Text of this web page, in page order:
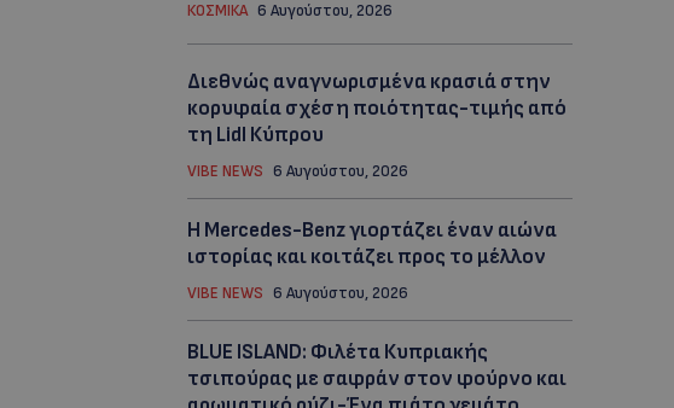
ΚΟΣΜΙΚΑ 6 Αυγούστου, 2026
Διεθνώς αναγνωρισμένα κρασιά στην
κορυφαία σχέση ποιότητας-τιμής από
τη Lidl Κύπρου
VIBE NEWS 6 Αυγούστου, 2026
Η Mercedes-Benz γιορτάζει έναν αιώνα
ιστορίας και κοιτάζει προς το μέλλον
VIBE NEWS 6 Αυγούστου, 2026
BLUE ISLAND: Φιλέτα Κυπριακής
τσιπούρας με σαφράν στον φούρνο και